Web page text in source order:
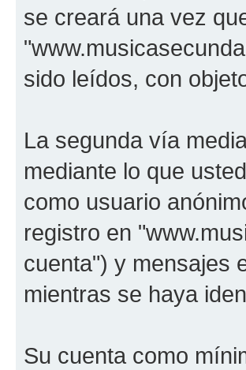
se creará una vez
sido leídos, con
La segunda vía
mediante lo que
como usuario
registro en
cuenta") y mensajes
mientras se haya
Su cuenta como